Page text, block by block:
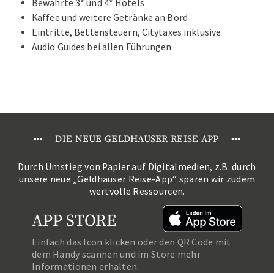
Bewährte 3* und 4* Hotels
Kaffee und weitere Getränke an Bord
Eintritte, Bettensteuern, Citytaxes inklusive
Audio Guides bei allen Führungen
••• DIE NEUE GELDHAUSER REISE APP •••
Durch Umstieg von Papier auf Digitalmedien, z.B. durch
unsere neue „Geldhauser Reise-App“ sparen wir zudem
wertvolle Ressourcen.
APP STORE
Einfach das Icon klicken oder den QR Code mit
dem Handy scannen und im Store mehr
Informationen erhalten.